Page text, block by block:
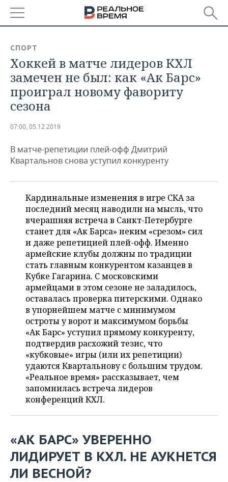
БАШКОРТОСТАН
ТАТАРСТАН
УДМУРТИЯ
НОВОСТИ
АНАЛИТИКА
НОВОСТИ АНАЛИТИКИ
ДЕКЛАРАЦИИ О ДОХОДАХ
КОРОЛИ ГОСЗАКАЗА ПФО
КОМУ ПРИНАДЛЕЖАТ
ТОРГОВЫЕ ЦЕНТРЫ
ТАТАРСТАНА
ЭКОНОМИКА
НОВОСТИ ЭКОНОМИКИ
ФИНАНСЫ
БЮДЖЕТ
ИНВЕСТИЦИИ
ПРОМЫШЛЕННОСТЬ
НОВОСТИ
ПРОМЫШЛЕННОСТИ
АГРОПРОМ
МАШИНОСТРОЕНИЕ
НЕФТЕХИМИЯ
НЕФТЬ
ОПК
ЭНЕРГЕТИКА
НЕДВИЖИМОСТЬ
НОВОСТИ АВТО
БИЗНЕС
НОВОСТИ БИЗНЕСА
РОЗНИЧНАЯ ТОРГОВЛЯ
ТРАНСПОРТ
УСЛУГИ
ТЕХНОЛОГИИ
НОВОСТИ ТЕХНОЛОГИЙ
МЕДИА
ТЕЛЕКОММУНИКАЦИИ
МЕРОПРИЯТИЯ
НОВОСТИ МЕРОПРИЯТИЙ
ВЫЕЗДНАЯ РЕДАКЦИЯ
БИЗНЕС-БРАНЧИ
ONLINE-КОНФЕРЕНЦИИ
ОТКРЫТАЯ ЛЕКЦИЯ
СПОРТ
НОВОСТИ СПОРТА
ФУТБОЛ
ХОККЕЙ
БАСКЕТБОЛ
ВОЛЕЙБОЛ
ФИГУРНОЕ КАТАНИЕ
ВОДНЫЕ ВИДЫ СПОРТА
ОБЩЕСТВО
НОВОСТИ ОБЩЕСТВА
ВЛАСТЬ
ИНФРАСТРУКТУРА
ИСТОРИЯ
МЕДИЦИНА
ОБРАЗОВАНИЕ
ФОТОГАЛЕРЕЯ
СЮЖЕТЫ
СПРАВОЧНИК
СПИСОК ПЕРСОН
ПОЛНАЯ ВЕРСИЯ
СПОРТ
Хоккей в матче лидеров КХЛ
замечен не был: как «Ак Барс»
проиграл новому фавориту
сезона
07:00, 05.12.2019
В матче-репетиции плей-офф Дмитрий
Квартальнов снова уступил конкуренту
Кардинальные изменения в игре СКА за
последний месяц наводили на мысль, что
вчерашняя встреча в Санкт-Петербурге
станет для «Ак Барса» неким «срезом» сил
и даже репетицией плей-офф. Именно
армейские клубы должны по традиции
стать главным конкурентом казанцев в
Кубке Гагарина. С московскими
армейцами в этом сезоне не заладилось,
оставалась проверка питерскими. Однако
в упорнейшем матче с минимумом
остроты у ворот и максимумом борьбы
«Ак Барс» уступил прямому конкуренту,
подтвердив расхожий тезис, что
«кубковые» игры (или их репетиции)
удаются Квартальнову с большим трудом.
«Реальное время» рассказывает, чем
запомнилась встреча лидеров
конференций КХЛ.
«АК БАРС» УВЕРЕННО
ЛИДИРУЕТ В КХЛ. НЕ АУКНЕТСЯ
ЛИ ВЕСНОЙ?